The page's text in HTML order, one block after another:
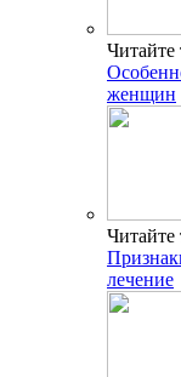
Читайте
женщин
Читайте
лечение